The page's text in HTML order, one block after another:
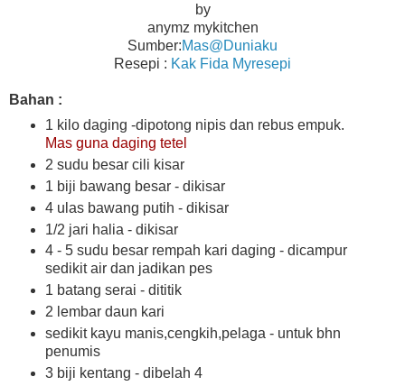
by
anymz mykitchen
Sumber:Mas@Duniaku
Resepi : Kak Fida Myresepi
Bahan :
1 kilo daging -dipotong nipis dan rebus empuk.
Mas guna daging tetel
2 sudu besar cili kisar
1 biji bawang besar - dikisar
4 ulas bawang putih - dikisar
1/2 jari halia - dikisar
4 - 5 sudu besar rempah kari daging - dicampur
sedikit air dan jadikan pes
1 batang serai - dititik
2 lembar daun kari
sedikit kayu manis,cengkih,pelaga - untuk bhn
penumis
3 biji kentang - dibelah 4